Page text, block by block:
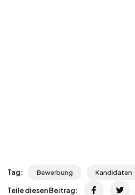
Tag: Bewerbung Kandidaten
Teile diesen Beitrag: